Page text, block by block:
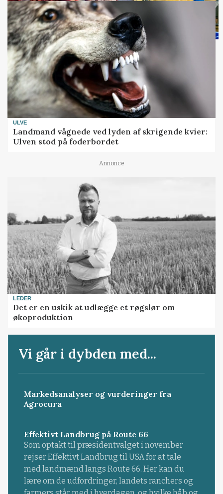
ULVE
Landmand vågnede ved lyden af skrigende kvier:
Ulven stod på foderbordet
Annonce
LEDER
Det er en uskik at udlægge et røgslør om
økoproduktion
Vi går i dybden med...
Markedsanalyser og vurderinger fra
Agrocura
Effektivt Landbrug på Route 66
Som optakt til præsidentvalget i november
rejser Effektivt Landbrug til USA for at tale
med landmænd langs Route 66. Her kan du
lære om de udfordringer, landets ranchers og